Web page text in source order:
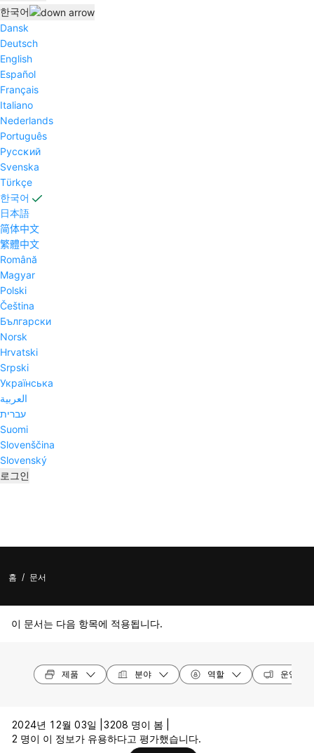
한국어
Dansk
Deutsch
English
Español
Français
Italiano
Nederlands
Português
Pyccĸий
Svenska
Tϋrkçe
한국어
日本語
简体中文
繁體中文
Română
Magyar
Polski
Čeština
Български
Norsk
Hrvatski
Srpski
Українська
العربية
עברית
Suomi
Slovenščina
Slovenský
로그인
홈 / 문서
이 문서는 다음 항목에 적용됩니다.
제품 분야 역할 운영 체
2024년 12월 03일 | 3208 명이 봄 |
2 명이 이 정보가 유용하다고 평가했습니다.